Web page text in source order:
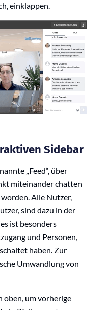
einklappen.
Sidebar
„Feed“, über
miteinander chatten
Alle Nutzer,
sind dazu in der
ist besonders
und Personen,
haben. Zur
Umwandlung von
oben, um vorherige